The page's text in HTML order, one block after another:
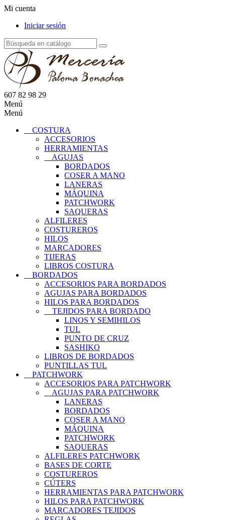
Mi cuenta
Iniciar sesión
607 82 98 29
Menú
Menú
COSTURA
ACCESORIOS
HERRAMIENTAS
AGUJAS
BORDADOS
COSER A MANO
LANERAS
MÁQUINA
PATCHWORK
SAQUERAS
ALFILERES
COSTUREROS
HILOS
MARCADORES
TIJERAS
LIBROS COSTURA
BORDADOS
ACCESORIOS PARA BORDADOS
AGUJAS PARA BORDADOS
HILOS PARA BORDADOS
TEJIDOS PARA BORDADO
LINOS Y SEMIHILOS
TUL
PUNTO DE CRUZ
SASHIKO
LIBROS DE BORDADOS
PUNTILLAS TUL
PATCHWORK
ACCESORIOS PARA PATCHWORK
AGUJAS PARA PATCHWORK
LANERAS
BORDADOS
COSER A MANO
MÁQUINA
PATCHWORK
SAQUERAS
ALFILERES PATCHWORK
BASES DE CORTE
COSTUREROS
CÚTERS
HERRAMIENTAS PARA PATCHWORK
HILOS PARA PATCHWORK
MARCADORES TEJIDOS